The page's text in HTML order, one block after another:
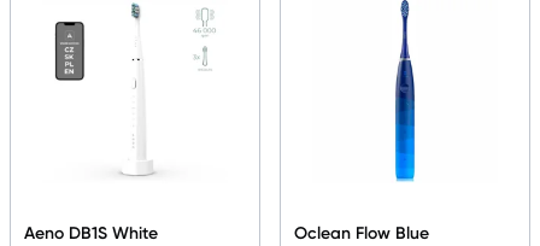
Aeno DB1S White
Oclean Flow Blue